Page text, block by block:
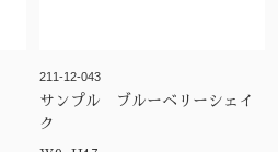
211-12-043
サンプル ブルーベリーシェイ
ク